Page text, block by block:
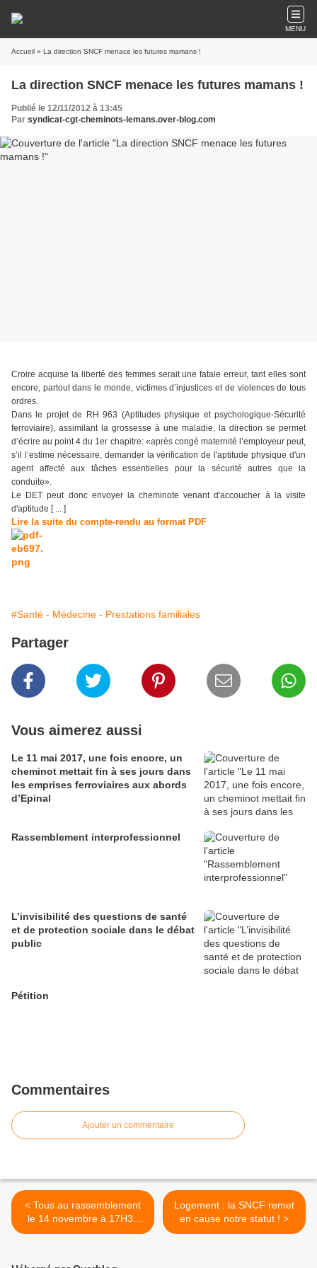
MENU
Accueil » La direction SNCF menace les futures mamans !
La direction SNCF menace les futures mamans !
Publié le 12/11/2012 à 13:45
Par syndicat-cgt-cheminots-lemans.over-blog.com
Croire acquise la liberté des femmes serait une fatale erreur, tant elles sont
encore, partout dans le monde, victimes d’injustices et de violences de tous
ordres.
Dans le projet de RH 963 (Aptitudes physique et psychologique-Sécurité
ferroviaire), assimilant la grossesse à une maladie, la direction se permet
d’écrire au point 4 du 1er chapitre: «après congé maternité l’employeur peut,
s’il l’estime nécessaire, demander la vérification de l'aptitude physique d'un
agent affecté aux tâches essentielles pour la sécurité autres que la
conduite».
Le DET peut donc envoyer la cheminote venant d'accoucher à la visite
d'aptitude [ ... ]
Lire la suite du compte-rendu au format PDF
#Santé - Médecine - Prestations familiales
Partager
Vous aimerez aussi
Le 11 mai 2017, une fois encore, un
cheminot mettait fin à ses jours dans
les emprises ferroviaires aux abords
d’Epinal
Rassemblement interprofessionnel
L’invisibilité des questions de santé
et de protection sociale dans le débat
public
Pétition
Commentaires
Ajouter un commentaire
< Tous au rassemblement
le 14 novembre à 17H30
devant la Sécu du Mans
Logement : la SNCF remet
en cause notre statut ! >